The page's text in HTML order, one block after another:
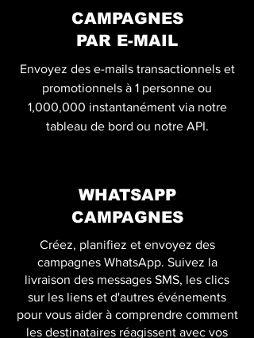
CAMPAGNES
PAR E-MAIL
Envoyez des e-mails transactionnels et
promotionnels à 1 personne ou
1,000,000 instantanément via notre
tableau de bord ou notre API.
WHATSAPP
CAMPAGNES
Créez, planifiez et envoyez des
campagnes WhatsApp. Suivez la
livraison des messages SMS, les clics
sur les liens et d'autres événements
pour vous aider à comprendre comment
les destinataires réagissent avec vos